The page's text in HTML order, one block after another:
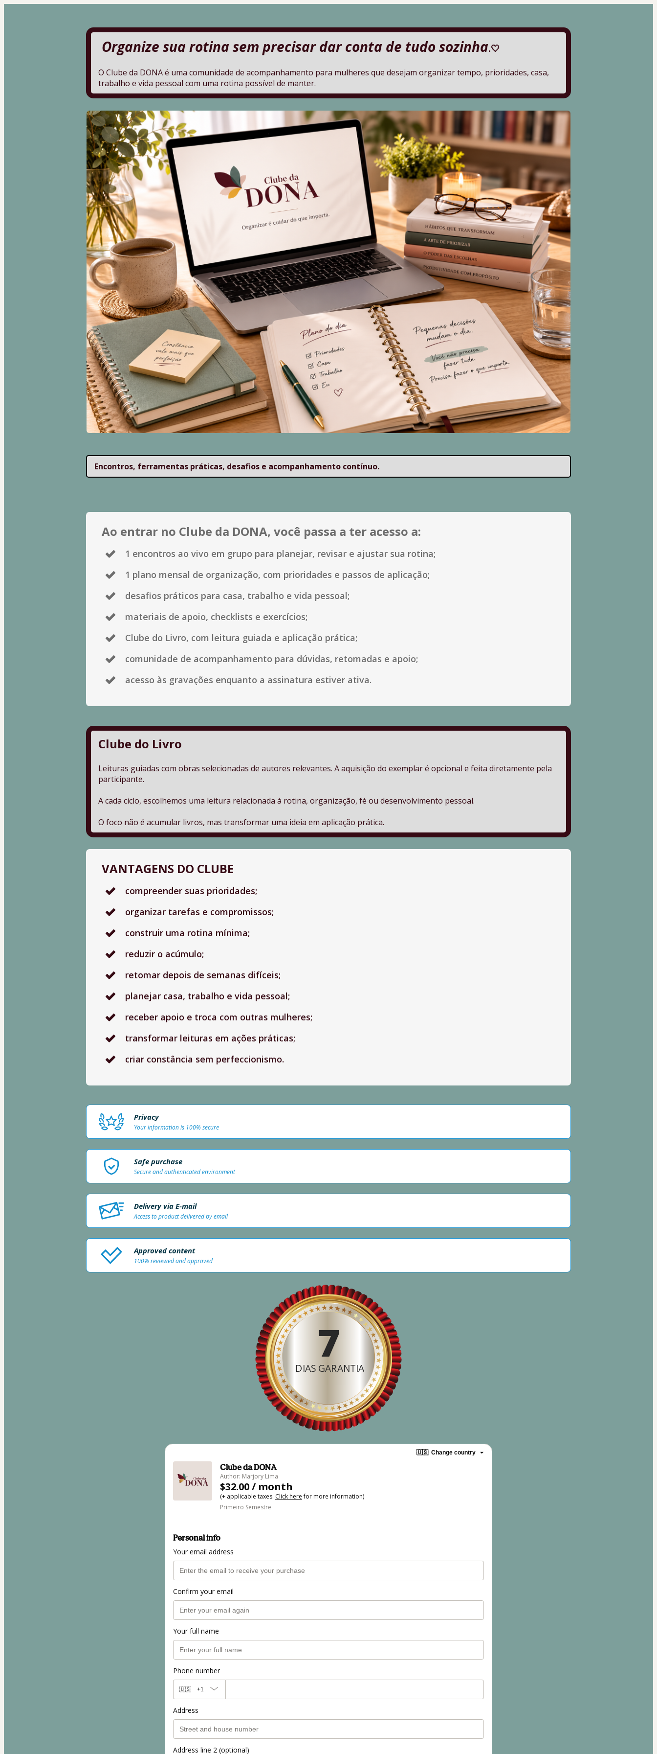
Organize sua rotina sem precisar dar conta de tudo sozinha.🤍
O Clube da DONA é uma comunidade de acompanhamento para mulheres que desejam organizar tempo, prioridades, casa,
trabalho e vida pessoal com uma rotina possível de manter.
Encontros, ferramentas práticas, desafios e acompanhamento contínuo.
Ao entrar no Clube da DONA, você passa a ter acesso a:
1 encontros ao vivo em grupo para planejar, revisar e ajustar sua rotina;
1 plano mensal de organização, com prioridades e passos de aplicação;
desafios práticos para casa, trabalho e vida pessoal;
materiais de apoio, checklists e exercícios;
Clube do Livro, com leitura guiada e aplicação prática;
comunidade de acompanhamento para dúvidas, retomadas e apoio;
acesso às gravações enquanto a assinatura estiver ativa.
Clube do Livro
Leituras guiadas com obras selecionadas de autores relevantes. A aquisição do exemplar é opcional e feita diretamente pela
participante.
A cada ciclo, escolhemos uma leitura relacionada à rotina, organização, fé ou desenvolvimento pessoal.
O foco não é acumular livros, mas transformar uma ideia em aplicação prática.
VANTAGENS DO CLUBE
compreender suas prioridades;
organizar tarefas e compromissos;
construir uma rotina mínima;
reduzir o acúmulo;
retomar depois de semanas difíceis;
planejar casa, trabalho e vida pessoal;
receber apoio e troca com outras mulheres;
transformar leituras em ações práticas;
criar constância sem perfeccionismo.
Privacy
Your information is 100% secure
Safe purchase
Secure and authenticated environment
Delivery via E-mail
Access to product delivered by email
Approved content
100% reviewed and approved
7
DIAS GARANTIA
🇺🇸 Change country
Clube da DONA
Author: Marjory Lima
$32.00 / month
(+ applicable taxes. Click herefor more information)
Primeiro Semestre
Personal info
Your email address
Confirm your email
Your full name
Phone number
🇺🇸 +1
Address
Address line 2 (optional)